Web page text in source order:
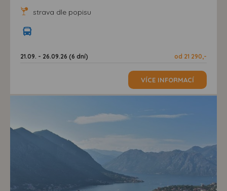
strava dle popisu
21.09. - 26.09.26 (6 dní) od 21 290,-
VÍCE INFORMACÍ